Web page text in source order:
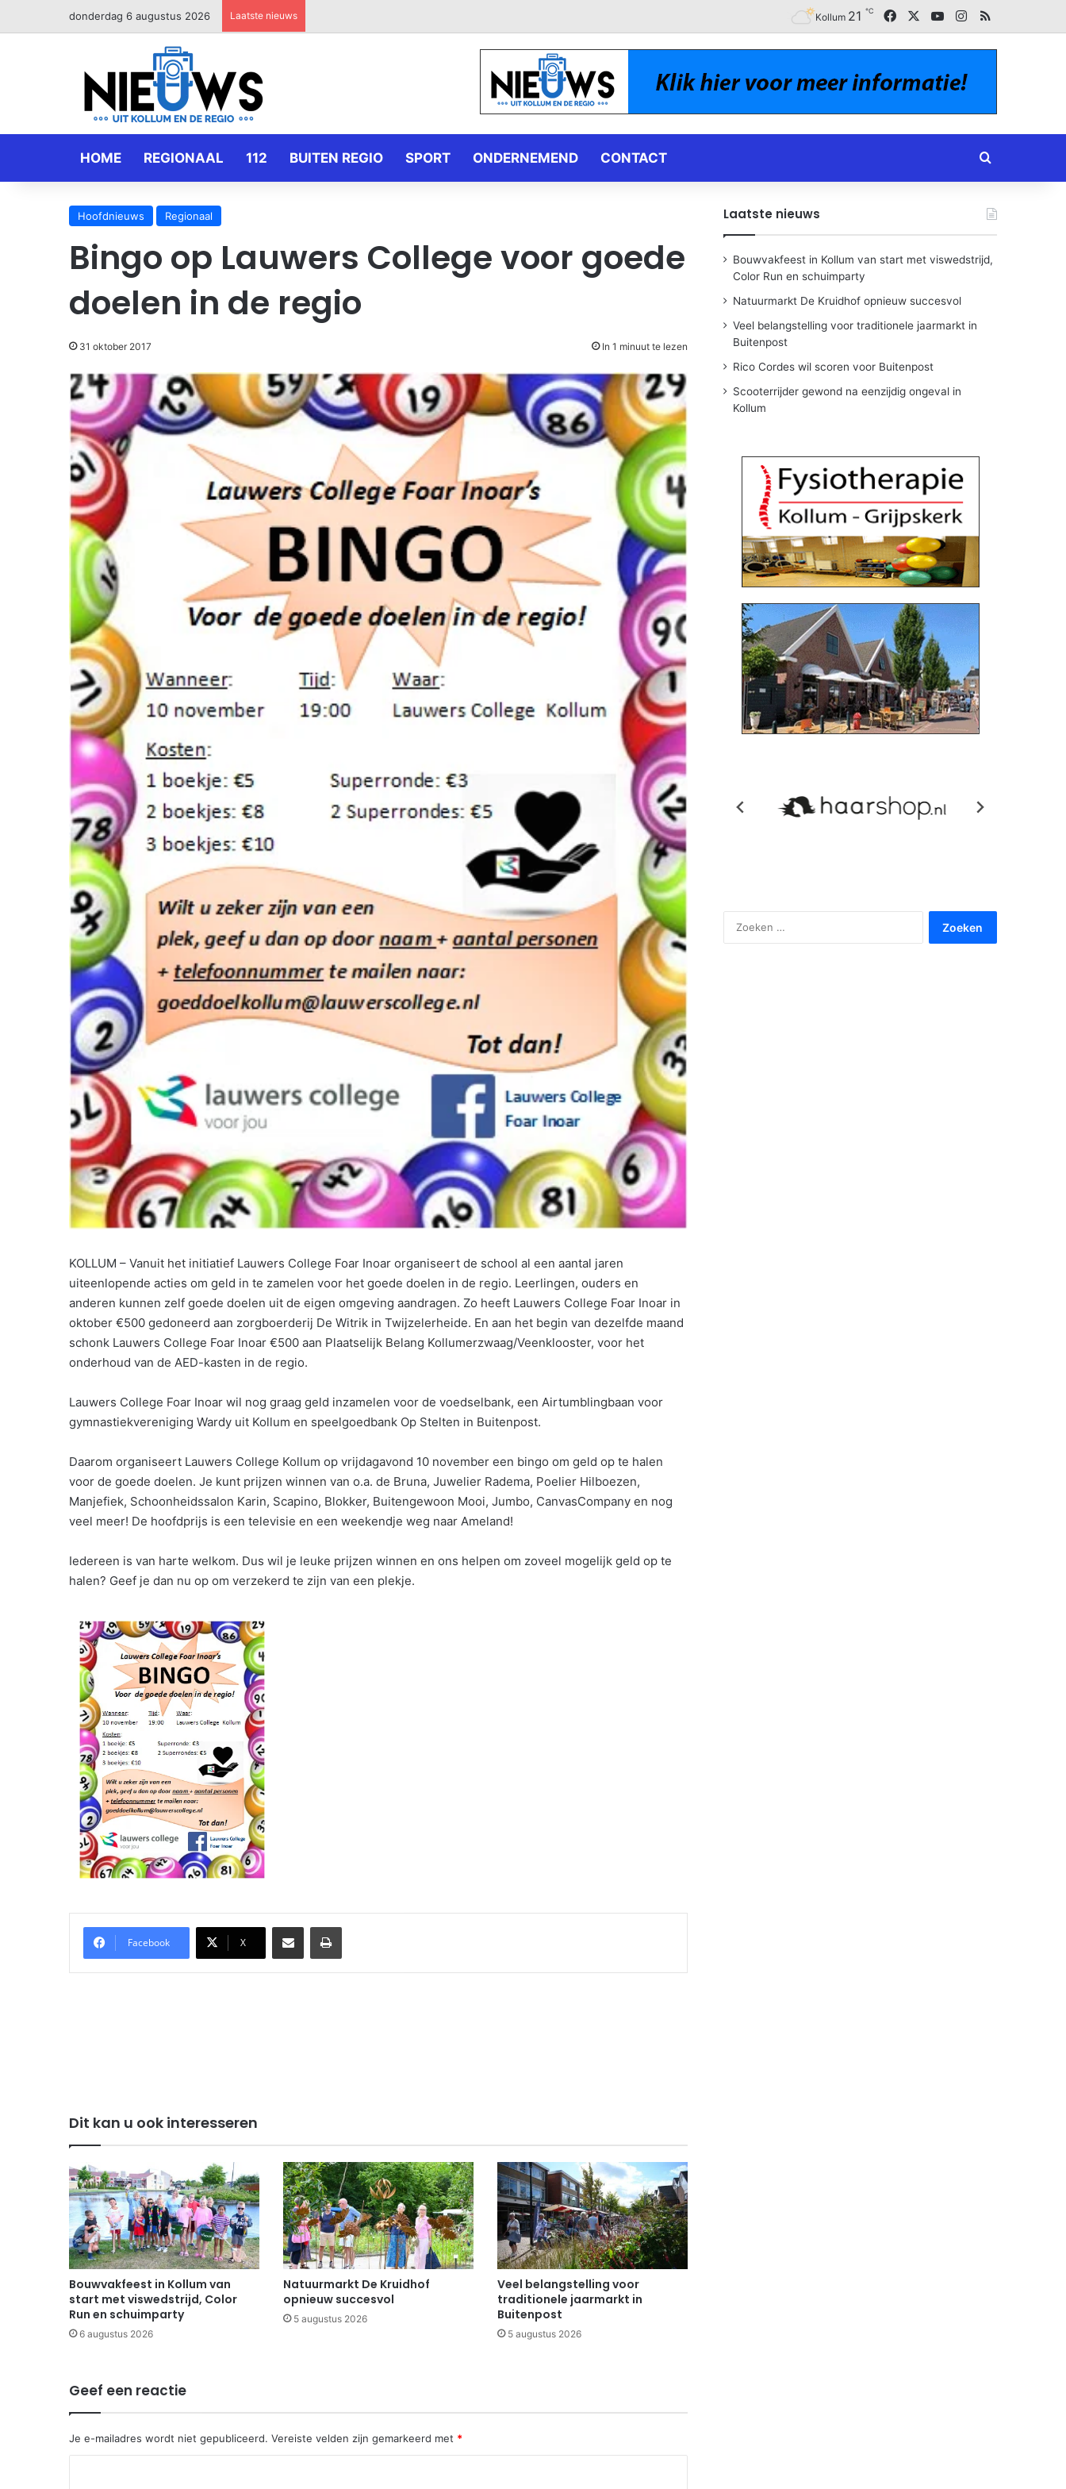
donderdag 6 augustus 2026 Laatste nieuws Kollum 21 ℃ FacebookYouTubeInstagram
RSS
HOME REGIONAAL 112 BUITEN REGIO SPORT ONDERNEMEND CONTACT Zoeken naar
Hoofdnieuws Regionaal
Bingo op Lauwers College voor goede
doelen in de regio
31 oktober 2017 In 1 minuut te lezen
KOLLUM – Vanuit het initiatief Lauwers College Foar Inoar organiseert de school al een aantal jaren
uiteenlopende acties om geld in te zamelen voor het goede doelen in de regio. Leerlingen, ouders en
anderen kunnen zelf goede doelen uit de eigen omgeving aandragen. Zo heeft Lauwers College Foar Inoar in
oktober €500 gedoneerd aan zorgboerderij De Witrik in Twijzelerheide. En aan het begin van dezelfde maand
schonk Lauwers College Foar Inoar €500 aan Plaatselijk Belang Kollumerzwaag/Veenklooster, voor het
onderhoud van de AED-kasten in de regio.
Lauwers College Foar Inoar wil nog graag geld inzamelen voor de voedselbank, een Airtumblingbaan voor
gymnastiekvereniging Wardy uit Kollum en speelgoedbank Op Stelten in Buitenpost.
Daarom organiseert Lauwers College Kollum op vrijdagavond 10 november een bingo om geld op te halen
voor de goede doelen. Je kunt prijzen winnen van o.a. de Bruna, Juwelier Radema, Poelier Hilboezen,
Manjefiek, Schoonheidssalon Karin, Scapino, Blokker, Buitengewoon Mooi, Jumbo, CanvasCompany en nog
veel meer! De hoofdprijs is een televisie en een weekendje weg naar Ameland!
Iedereen is van harte welkom. Dus wil je leuke prijzen winnen en ons helpen om zoveel mogelijk geld op te
halen? Geef je dan nu op om verzekerd te zijn van een plekje.
Facebook X
Delen via Email Print
Dit kan u ook interesseren
Bouwvakfeest in Kollum van
start met viswedstrijd, Color
Run en schuimparty
6 augustus 2026
Natuurmarkt De Kruidhof
opnieuw succesvol
5 augustus 2026
Veel belangstelling voor
traditionele jaarmarkt in
Buitenpost
5 augustus 2026
Geef een reactie
Je e-mailadres wordt niet gepubliceerd. Vereiste velden zijn gemarkeerd met *
Laatste nieuws
Bouwvakfeest in Kollum van start met viswedstrijd,
Color Run en schuimparty
Natuurmarkt De Kruidhof opnieuw succesvol
Veel belangstelling voor traditionele jaarmarkt in
Buitenpost
Rico Cordes wil scoren voor Buitenpost
Scooterrijder gewond na eenzijdig ongeval in
Kollum
naar: